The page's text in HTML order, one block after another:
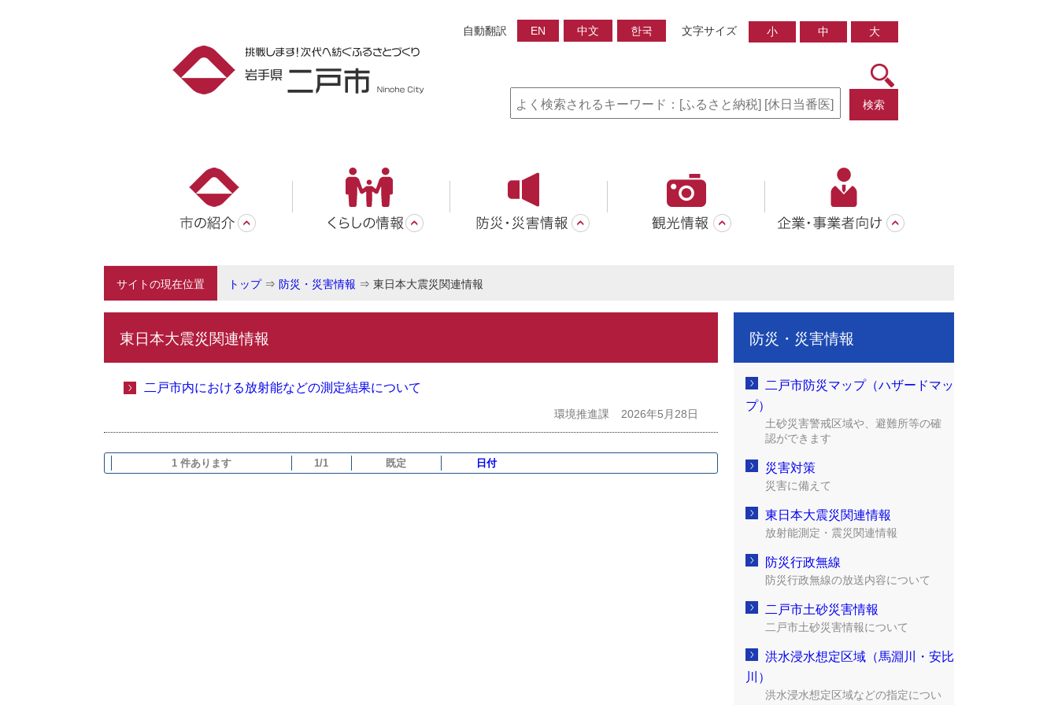
自動翻訳 EN 中文 한국 文字サイズ 小 中 大
検索
サイトの現在位置 トップ⇒ 防災・災害情報 ⇒ 東日本大震災関連情報
東日本大震災関連情報
二戸市内における放射能などの測定結果について
環境推進課 2026年5月28日
1 件あります 1/1 既定 日付
防災・災害情報
二戸市防災マップ（ハザードマッ
プ）
土砂災害警戒区域や、避難所等の確
認ができます
災害対策
災害に備えて
東日本大震災関連情報
放射能測定・震災関連情報
防災行政無線
防災行政無線の放送内容について
二戸市土砂災害情報
二戸市土砂災害情報について
洪水浸水想定区域（馬淵川・安比
川）
洪水浸水想定区域などの指定につい